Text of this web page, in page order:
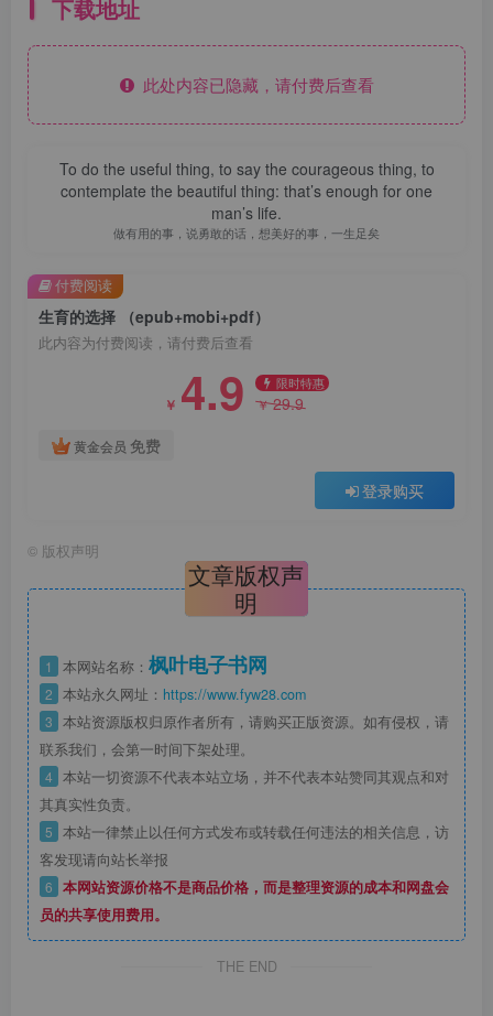
下载地址
此处内容已隐藏，请付费后查看
To do the useful thing, to say the courageous thing, to
contemplate the beautiful thing: that’s enough for one
man’s life.
做有用的事，说勇敢的话，想美好的事，一生足矣
生育的选择 （epub+mobi+pdf）
此内容为付费阅读，请付费后查看
￥ 4.9 限时特惠
￥29.9
黄金会员 免费
登录购买
付费阅读
© 版权声明
文章版权声
明
1 本网站名称： 枫叶电子书网
2 本站永久网址： https://www.fyw28.com
3 本站资源版权归原作者所有，请购买正版资源。如有侵权，请
联系我们，会第一时间下架处理。
4 本站一切资源不代表本站立场，并不代表本站赞同其观点和对
其真实性负责。
5 本站一律禁止以任何方式发布或转载任何违法的相关信息，访
客发现请向站长举报
6 本网站资源价格不是商品价格，而是整理资源的成本和网盘会
员的共享使用费用。
THE END